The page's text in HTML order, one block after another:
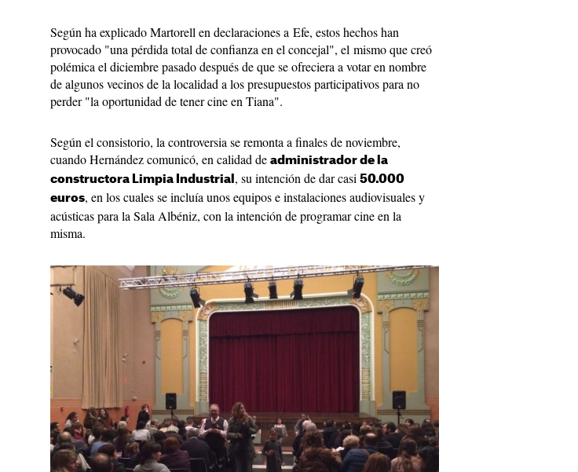
Según ha explicado Martorell en declaraciones a Efe, estos hechos han
provocado "una pérdida total de confianza en el concejal", el mismo que creó
polémica el diciembre pasado después de que se ofreciera a votar en nombre
de algunos vecinos de la localidad a los presupuestos participativos para no
perder "la oportunidad de tener cine en Tiana".
Según el consistorio, la controversia se remonta a finales de noviembre,
cuando Hernández comunicó, en calidad de administrador de la
constructora Limpia Industrial , su intención de dar casi 50.000
euros, en los cuales se incluía unos equipos e instalaciones audiovisuales y
acústicas para la Sala Albéniz, con la intención de programar cine en la
misma.